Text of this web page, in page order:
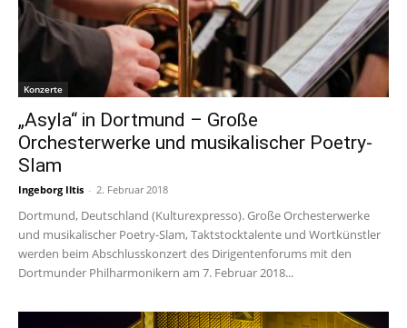
Konzerte
„Asyla“ in Dortmund – Große
Orchesterwerke und musikalischer Poetry-
Slam
Ingeborg Iltis - 2. Februar 2018
Dortmund, Deutschland (Kulturexpresso). Große Orchesterwerke
und musikalischer Poetry-Slam, Taktstocktalente und Wortkünstler
werden beim Abschlusskonzert des Dirigentenforums mit den
Dortmunder Philharmonikern am 7. Februar 2018...